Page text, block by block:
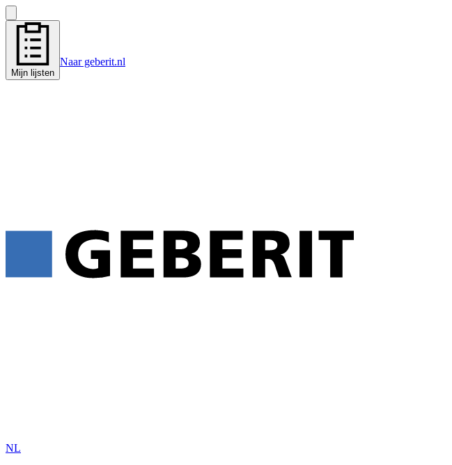
Mijn lijsten
Naar geberit.nl
NL